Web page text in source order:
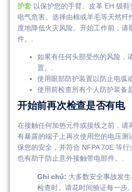
护套 以保护您的手臂。皮革 EH 级
电气危害。选择由棉或羊毛等天然纤
度地降低火灾风险。开始工作前，请
件。.
如果有任何头部受伤的风险，
置。.
使用眼部防护装置以防止电弧
使用前检查所有个人防护装备
开始前再次检查是否有电
在接触任何加热元件或接线之前，请
有暴露的端子上再次使用您的电压测
保您的安全，并符合 NFPA 70E 等行
也有助于防止意外接触带电部件。.
Ghi chú: 大多数安全事故发
检查时。请花时间验证每一步。.